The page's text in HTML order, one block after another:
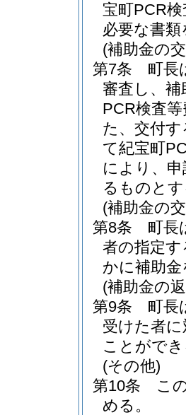
宝町PCR
必要な書
(補助金の
第7条
町長
審査し、
PCR検査
た、交付
て紀宝町
により、
るものと
(補助金の
第8条
町長
者の指定
かに補助
(補助金の
第9条
町長
受けた者
ことがで
(その他)
第10条
こ
める。